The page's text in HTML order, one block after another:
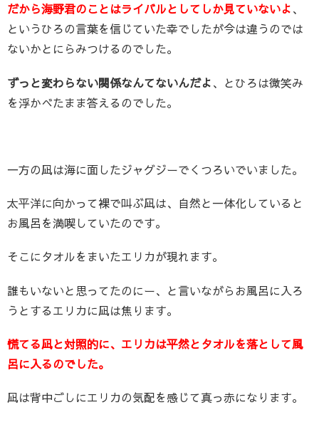
だから海野君のことはライバルとしてしか見ていないよ、
というひろの言葉を信じていた幸でしたが今は違うのでは
ないかとにらみつけるのでした。
ずっと変わらない関係なんてないんだよ、とひろは微笑み
を浮かべたまま答えるのでした。
一方の凪は海に面したジャグジーでくつろいでいました。
太平洋に向かって裸で叫ぶ凪は、自然と一体化していると
お風呂を満喫していたのです。
そこにタオルをまいたエリカが現れます。
誰もいないと思ってたのにー、と言いながらお風呂に入ろ
うとするエリカに凪は焦ります。
慌てる凪と対照的に、エリカは平然とタオルを落として風
呂に入るのでした。
凪は背中ごしにエリカの気配を感じて真っ赤になります。